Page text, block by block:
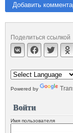
Добавить
Поделиться ссылкой
Powered by
Войти
Имя пользователя